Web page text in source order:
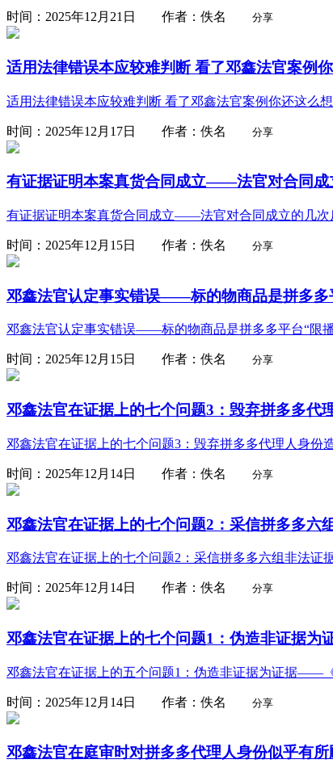
时间：2025年12月21日 作者：佚名 分享
适用法律错误本应较难判断 看了邓鑫法官案例
适用法律错误本应较难判断 看了邓鑫法官案例你还这么想
时间：2025年12月17日 作者：佚名 分享
有证据证明本案真货合同成立——法官对合同成
有证据证明本案真货合同成立——法官对合同成立的几次
时间：2025年12月15日 作者：佚名 分享
邓鑫法官认定事实错误——标的物商品是拼多多
邓鑫法官认定事实错误——标的物商品是拼多多平台“限
时间：2025年12月15日 作者：佚名 分享
邓鑫法官在证据上的七个问题3：毁弃拼多多代
邓鑫法官在证据上的七个问题3：毁弃拼多多代理人身份
时间：2025年12月14日 作者：佚名 分享
邓鑫法官在证据上的七个问题2：采信拼多多六
邓鑫法官在证据上的七个问题2：采信拼多多六组非法证
时间：2025年12月14日 作者：佚名 分享
邓鑫法官在证据上的七个问题1：伪造非证据
邓鑫法官在证据上的五个问题1：伪造非证据为证据——
时间：2025年12月14日 作者：佚名 分享
邓鑫法官在庭审时对拼多多代理人身份似乎有所